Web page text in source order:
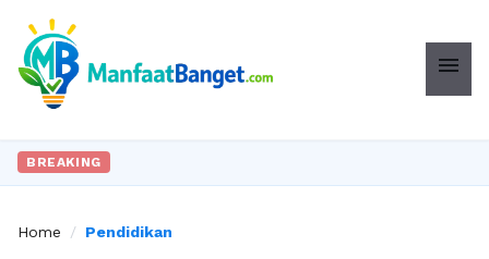
menu
BREAKING
Home / Pendidikan